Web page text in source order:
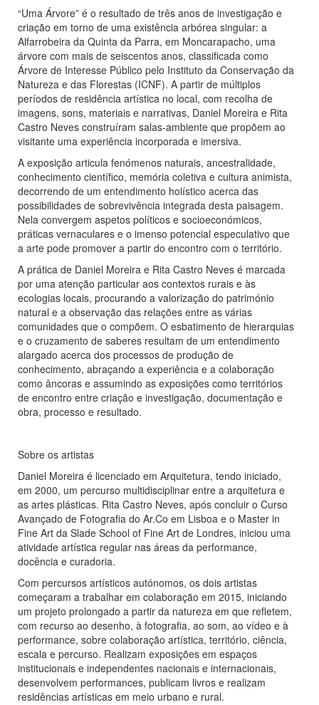
“Uma Árvore” é o resultado de três anos de investigação e
criação em torno de uma existência arbórea singular: a
Alfarrobeira da Quinta da Parra, em Moncarapacho, uma
árvore com mais de seiscentos anos, classificada como
Árvore de Interesse Público pelo Instituto da Conservação da
Natureza e das Florestas (ICNF). A partir de múltiplos
períodos de residência artística no local, com recolha de
imagens, sons, materiais e narrativas, Daniel Moreira e Rita
Castro Neves construíram salas-ambiente que propõem ao
visitante uma experiência incorporada e imersiva.
A exposição articula fenómenos naturais, ancestralidade,
conhecimento científico, memória coletiva e cultura animista,
decorrendo de um entendimento holístico acerca das
possibilidades de sobrevivência integrada desta paisagem.
Nela convergem aspetos políticos e socioeconómicos,
práticas vernaculares e o imenso potencial especulativo que
a arte pode promover a partir do encontro com o território.
A prática de Daniel Moreira e Rita Castro Neves é marcada
por uma atenção particular aos contextos rurais e às
ecologias locais, procurando a valorização do património
natural e a observação das relações entre as várias
comunidades que o compõem. O esbatimento de hierarquias
e o cruzamento de saberes resultam de um entendimento
alargado acerca dos processos de produção de
conhecimento, abraçando a experiência e a colaboração
como âncoras e assumindo as exposições como territórios
de encontro entre criação e investigação, documentação e
obra, processo e resultado.
Sobre os artistas
Daniel Moreira é licenciado em Arquitetura, tendo iniciado,
em 2000, um percurso multidisciplinar entre a arquitetura e
as artes plásticas. Rita Castro Neves, após concluir o Curso
Avançado de Fotografia do Ar.Co em Lisboa e o Master in
Fine Art da Slade School of Fine Art de Londres, iniciou uma
atividade artística regular nas áreas da performance,
docência e curadoria.
Com percursos artísticos autónomos, os dois artistas
começaram a trabalhar em colaboração em 2015, iniciando
um projeto prolongado a partir da natureza em que refletem,
com recurso ao desenho, à fotografia, ao som, ao vídeo e à
performance, sobre colaboração artística, território, ciência,
escala e percurso. Realizam exposições em espaços
institucionais e independentes nacionais e internacionais,
desenvolvem performances, publicam livros e realizam
residências artísticas em meio urbano e rural.